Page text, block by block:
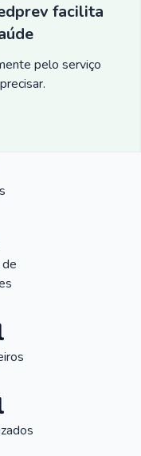
facilita
pelo serviço